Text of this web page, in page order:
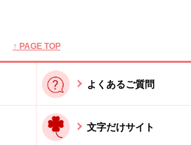
↑ PAGE TOP
よくあるご質問
文字だけサイト